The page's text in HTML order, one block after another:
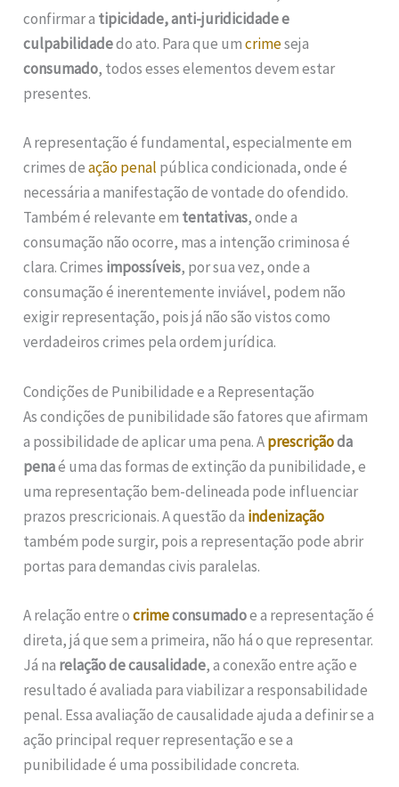
confirmar a tipicidade, anti-juridicidade e
culpabilidadedo ato. Para que umcrimeseja
consumado, todos esses elementos devem estar
presentes.
A representação é fundamental, especialmente em
crimes deação penal pública condicionada, onde é
necessária a manifestação de vontade do ofendido.
Também é relevante em tentativas, onde a
consumação não ocorre, mas a intenção criminosa é
clara. Crimes impossíveis, por sua vez, onde a
consumação é inerentemente inviável, podem não
exigir representação, pois já não são vistos como
verdadeiros crimes pela ordem jurídica.
Condições de Punibilidade e a Representação
As condições de punibilidade são fatores que afirmam
a possibilidade de aplicar uma pena. Aprescriçãoda
penaé uma das formas de extinção da punibilidade, e
uma representação bem-delineada pode influenciar
prazos prescricionais. A questão da indenização
também pode surgir, pois a representação pode abrir
portas para demandas civis paralelas.
A relação entre ocrimeconsumadoe a representação é
direta, já que sem a primeira, não há o que representar.
Já na relação de causalidade, a conexão entre ação e
resultado é avaliada para viabilizar a responsabilidade
penal. Essa avaliação de causalidade ajuda a definir se a
ação principal requer representação e se a
punibilidade é uma possibilidade concreta.